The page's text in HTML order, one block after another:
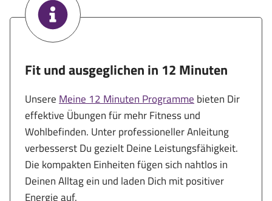
Fit und ausgeglichen in 12 Minuten
Unsere Meine 12 Minuten Programme bieten Dir
effektive Übungen für mehr Fitness und
Wohlbefinden. Unter professioneller Anleitung
verbesserst Du gezielt Deine Leistungsfähigkeit.
Die kompakten Einheiten fügen sich nahtlos in
Deinen Alltag ein und laden Dich mit positiver
Energie auf.